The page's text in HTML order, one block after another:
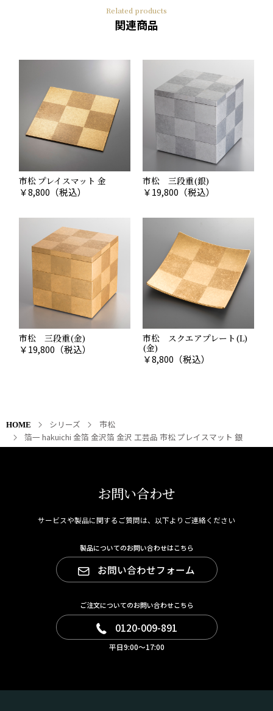
Related products
関連商品
市松 プレイスマット 金
￥8,800 （税込）
市松 三段重(銀)
￥19,800 （税込）
市松 三段重(金)
￥19,800 （税込）
市松 スクエアプレート(L)
(金)
￥8,800 （税込）
HOME シリーズ
市松
箔一 hakuichi 金箔 金沢箔 金沢 工芸品 市松 プレイスマット 銀
お問い合わせ
サービスや製品に関するご質問は、以下よりご連絡ください
製品についてのお問い合わせはこちら
お問い合わせフォーム
ご注文についてのお問い合わせこちら
0120-009-891
平日9:00～17:00